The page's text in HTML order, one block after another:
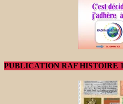
PUBLICATION RAF HISTOIRE